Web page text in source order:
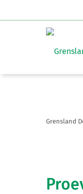
Grensland